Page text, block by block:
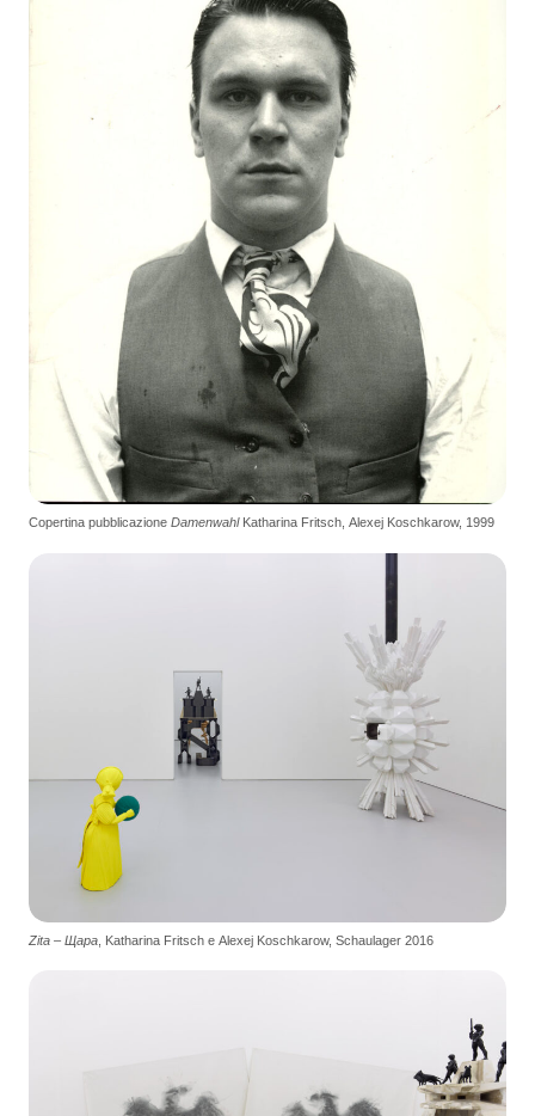
Copertina pubblicazione DamenwahlKatharina Fritsch, Alexej Koschkarow, 1999
Zita – Щара , Katharina Fritsch e Alexej Koschkarow, Schaulager 2016